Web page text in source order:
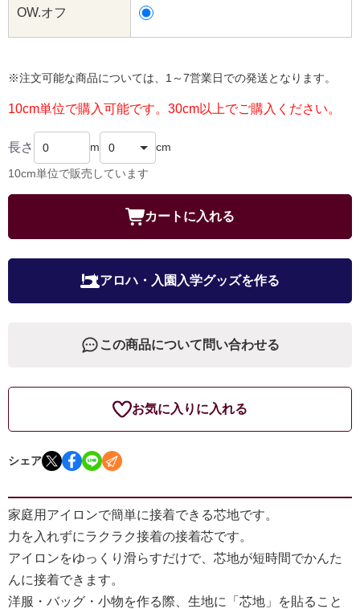
OW.オフ
※注文可能な商品については、1～7営業日での発送となります。
10cm単位で購入可能です。30cm以上でご購入ください。
長さ m cm
10cm単位で販売しています
カートに入れる
アロハ・入園入学グッズを作る
この商品について問い合わせる
お気に入りに入れる
シェア
家庭用アイロンで簡単に接着できる芯地です。
力を入れずにラクラク接着の接着芯です。
アイロンをゆっくり滑らすだけで、芯地が短時間でかんた
んに接着できます。
洋服・バッグ・小物を作る際、生地に「芯地」を貼ること